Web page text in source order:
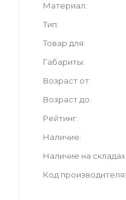
Материал
Тип
Товар для
Габариты
Возраст от
Возраст до
Рейтинг
Наличие
Наличие на складах
Код производителя